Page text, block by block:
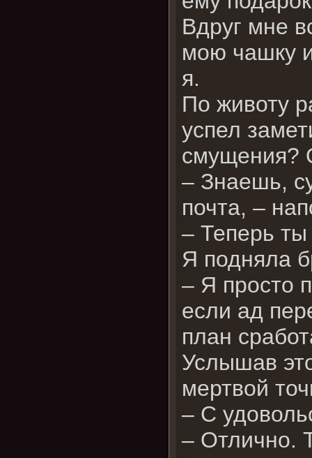
Вдруг мне
мою чашку
я.
По животу
успел
смущения?
– Знаешь,
почта, –
– Теперь
Я подняла
– Я просто
если ад
план
Услышав
мертвой
– С
– Отлично.